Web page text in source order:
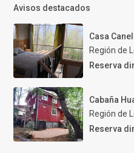
Avisos destacados
Casa
Región de
Reserva
Cabaña
Región de
Reserva